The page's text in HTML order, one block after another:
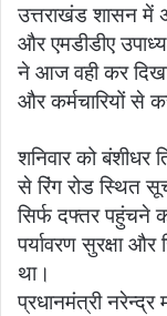
उत्तराखंड शासन में
और एमडीडीए
ने आज वही कर
और कर्मचारियों से
शनिवार को बंशीधर
से रिंग रोड स्थित
सिर्फ दफ्तर पहुंचने
पर्यावरण सुरक्षा
था।
प्रधानमंत्री